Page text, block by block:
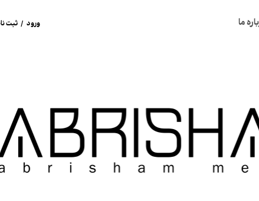
ورود / ثبت
خروج از
کاربری
ما